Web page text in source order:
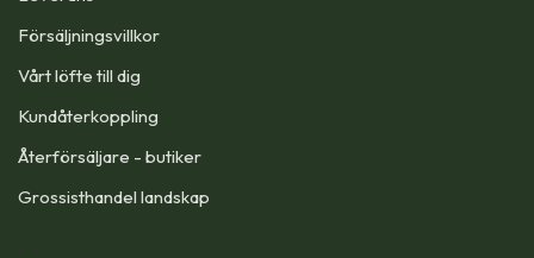
Försäljningsvillkor
Vårt löfte till dig​
Kundåterkoppling
Återförsäljare - butiker
Grossisthandel landskap